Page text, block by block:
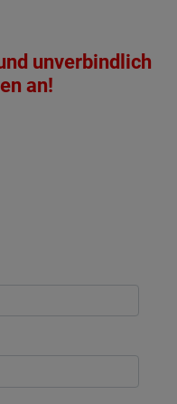
unverbindlich
an!